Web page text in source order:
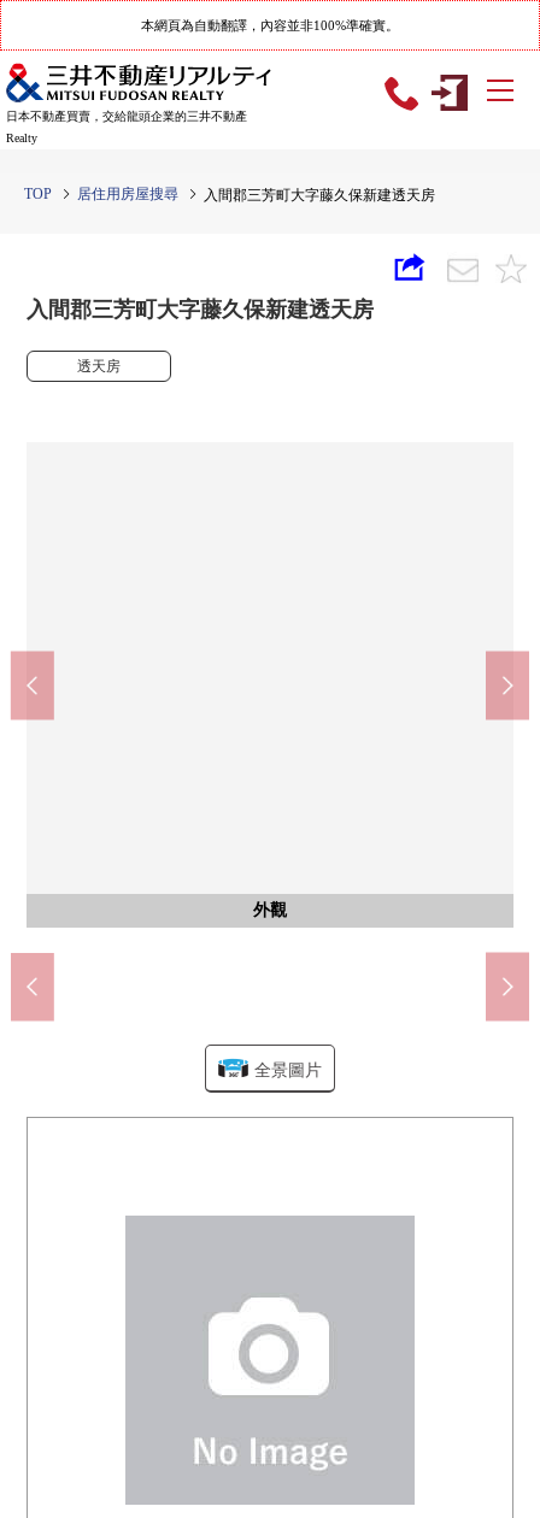
本網頁為自動翻譯，內容並非100%準確實。
日本不動產買賣，交給龍頭企業的三井不動產
Realty
TOP 居住用房屋搜尋 入間郡三芳町大字藤久保新建透天房
入間郡三芳町大字藤久保新建透天房
透天房
外觀
客廳
約14張塌塌米LDK
廚房
室內
約5.3張塌塌米1F西式房間
室內
約5.3張塌塌米3F西式房間
室內
約5張塌塌米3F西式房間
公共汽車
洗臉
廁所
1F廁所
廁所
2F廁所
收納
LDK內
收納
約5.3張塌塌米3F西式房間內
收納
約5張塌塌米3F西式房間內
收納
洗臉室地板下邊收納
收納
鞋櫃
陽台
2F陽台
陽台
3F陽台
風景
來自3F陽台的風景
室內
洗衣機堆放處
其他
爐子
其他
洗滌槽
其他
熱水供應器
其他
有TV監視器的內部對講機
門口
停車場
含有前面道路的外觀
前面道路(南側)
含有前面道路的外觀
前面道路(東面)
外觀
外觀
外觀
藤久保小學(約900m)
藤久保中學(約2100m)
MAMMY MART三芳店(約650m)
在Lawson富士見上澤公園的前面的商店(約300m)
藥妝店咳嗽藤久保商店(約800m)
across Plaza三芳(約1100m)
ambe心·診所(約750m)
北松原第2公園(約280m)
全景圖片